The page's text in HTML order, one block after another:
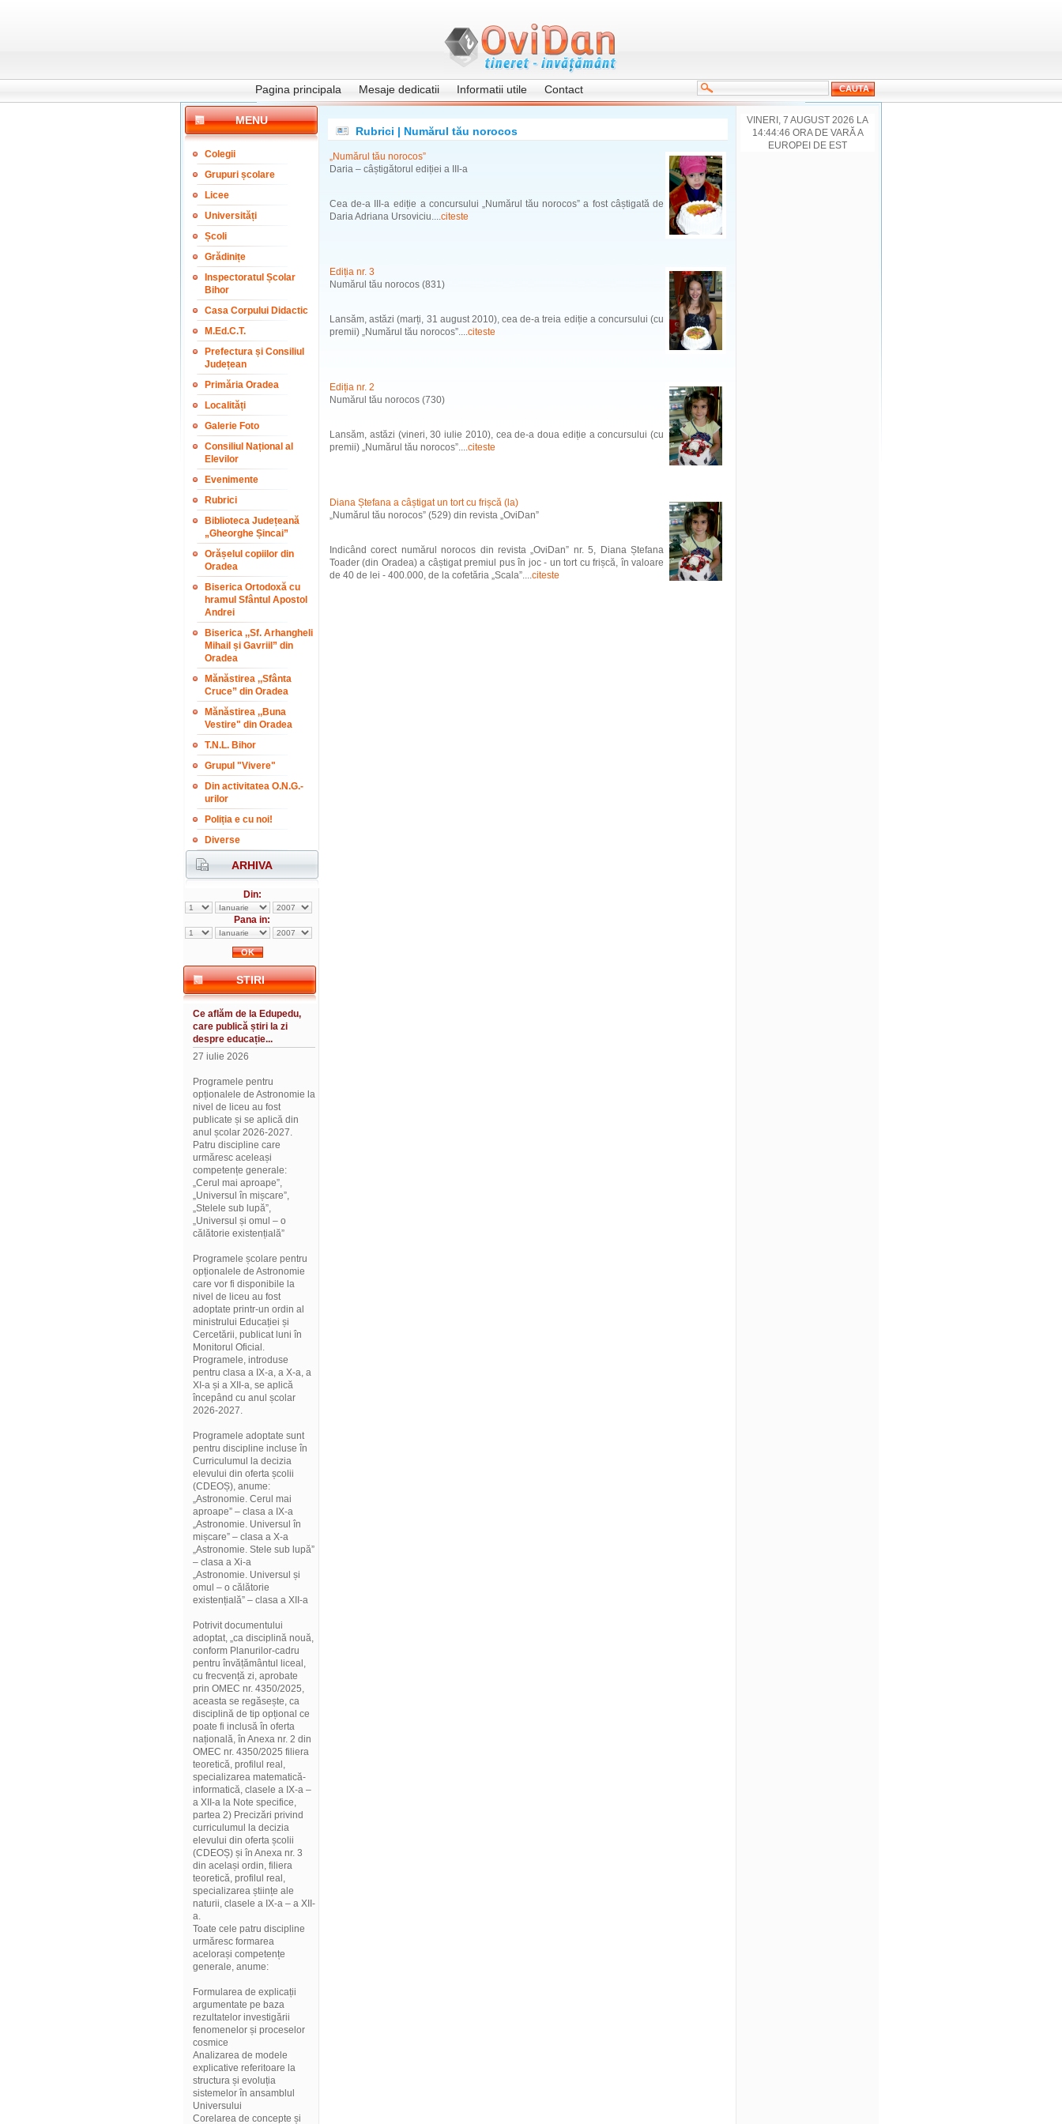
Pagina principala Mesaje dedicatii Informatii utile Contact
MENU
Colegii
Grupuri școlare
Licee
Universități
Școli
Grădinițe
Inspectoratul Școlar
Bihor
Casa Corpului Didactic
M.Ed.C.T.
Prefectura și Consiliul
Județean
Primăria Oradea
Localități
Galerie Foto
Consiliul Național al
Elevilor
Evenimente
Rubrici
Biblioteca Județeană
„Gheorghe Șincai”
Orășelul copiilor din
Oradea
Biserica Ortodoxă cu
hramul Sfântul Apostol
Andrei
Biserica ,,Sf. Arhangheli
Mihail și Gavriil” din
Oradea
Mănăstirea ,,Sfânta
Cruce” din Oradea
Mănăstirea ,,Buna
Vestire" din Oradea
T.N.L. Bihor
Grupul "Vivere"
Din activitatea O.N.G.-
urilor
Poliția e cu noi!
Diverse
ARHIVA
Din:
Pana in:
STIRI
Ce aflăm de la Edupedu,
care publică știri la zi
despre educație...
27 iulie 2026
Programele pentru
opționalele de Astronomie la
nivel de liceu au fost
publicate și se aplică din
anul școlar 2026-2027.
Patru discipline care
urmăresc aceleași
competențe generale:
„Cerul mai aproape”,
„Universul în mișcare”,
„Stelele sub lupă”,
„Universul și omul – o
călătorie existențială”
Programele școlare pentru
opționalele de Astronomie
care vor fi disponibile la
nivel de liceu au fost
adoptate printr-un ordin al
ministrului Educației și
Cercetării, publicat luni în
Monitorul Oficial.
Programele, introduse
pentru clasa a IX-a, a X-a, a
XI-a și a XII-a, se aplică
începând cu anul școlar
2026-2027.
Programele adoptate sunt
pentru discipline incluse în
Curriculumul la decizia
elevului din oferta școlii
(CDEOȘ), anume:
„Astronomie. Cerul mai
aproape” – clasa a IX-a
„Astronomie. Universul în
mișcare” – clasa a X-a
„Astronomie. Stele sub lupă”
– clasa a Xi-a
„Astronomie. Universul și
omul – o călătorie
existențială” – clasa a XII-a
Potrivit documentului
adoptat, „ca disciplină nouă,
conform Planurilor-cadru
pentru învățământul liceal,
cu frecvență zi, aprobate
prin OMEC nr. 4350/2025,
aceasta se regăsește, ca
disciplină de tip opțional ce
poate fi inclusă în oferta
națională, în Anexa nr. 2 din
OMEC nr. 4350/2025 filiera
teoretică, profilul real,
specializarea matematică-
informatică, clasele a IX-a –
a XII-a la Note specifice,
partea 2) Precizări privind
curriculumul la decizia
elevului din oferta școlii
(CDEOȘ) și în Anexa nr. 3
din același ordin, filiera
teoretică, profilul real,
specializarea științe ale
naturii, clasele a IX-a – a XII-
a.
Toate cele patru discipline
urmăresc formarea
acelorași competențe
generale, anume:
Formularea de explicații
argumentate pe baza
rezultatelor investigării
fenomenelor și proceselor
cosmice
Analizarea de modele
explicative referitoare la
structura și evoluția
sistemelor în ansamblul
Universului
Corelarea de concepte și
Rubrici | Numărul tău norocos
„Numărul tău norocos”
Daria – câștigătorul ediției a III-a
Cea de-a III-a ediție a concursului „Numărul tău norocos” a fost câștigată de
Daria Adriana Ursoviciu....citeste
Ediția nr. 3
Numărul tău norocos (831)
Lansăm, astăzi (marți, 31 august 2010), cea de-a treia ediție a concursului (cu
premii) „Numărul tău norocos”....citeste
Ediția nr. 2
Numărul tău norocos (730)
Lansăm, astăzi (vineri, 30 iulie 2010), cea de-a doua ediție a concursului (cu
premii) „Numărul tău norocos”....citeste
Diana Ștefana a câștigat un tort cu frișcă (la)
„Numărul tău norocos” (529) din revista „OviDan”
Indicând corect numărul norocos din revista „OviDan” nr. 5, Diana Ștefana
Toader (din Oradea) a câștigat premiul pus în joc - un tort cu frișcă, în valoare
de 40 de lei - 400.000, de la cofetăria „Scala”....citeste
VINERI, 7 AUGUST 2026 LA
14:44:46 ORA DE VARĂ A
EUROPEI DE EST